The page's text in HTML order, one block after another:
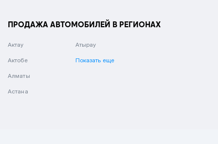
ПРОДАЖА АВТОМОБИЛЕЙ В РЕГИОНАХ
Актау
Актобе
Алматы
Астана
Атырау
Показать еще